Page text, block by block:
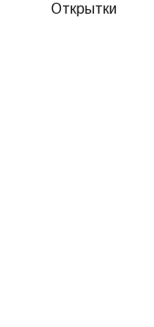
Открытки